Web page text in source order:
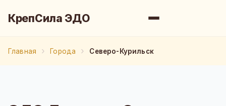
КрепСила ЭДО
Главная Города Северо-Курильск